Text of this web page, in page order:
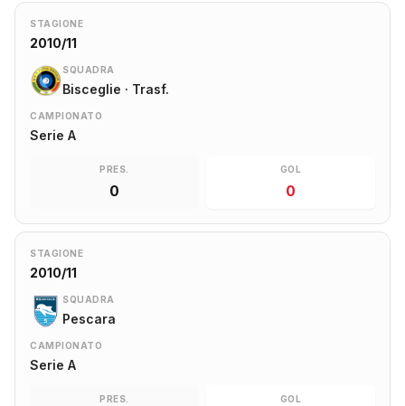
STAGIONE
2010/11
SQUADRA
Bisceglie · Trasf.
CAMPIONATO
Serie A
PRES.
0
GOL
0
STAGIONE
2010/11
SQUADRA
Pescara
CAMPIONATO
Serie A
PRES. GOL